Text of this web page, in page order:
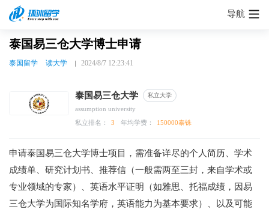
导航
泰国易三仓大学博士申请
泰国留学 读大学 2024/8/7 12:23:41
泰国易三仓大学 私立大学
assumption university
私立排名：
3 年均学费： 150000泰铢
申请泰国易三仓大学博士项目，需准备详尽的个人简历、学术
成绩单、研究计划书、推荐信（一般需两至三封，来自学术或
专业领域的专家）、英语水平证明（如雅思、托福成绩，因易
三仓大学为国际知名学府，英语能力为基本要求）、以及可能